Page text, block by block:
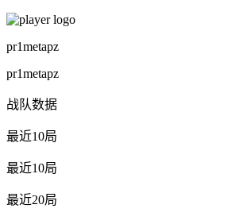
pr1metapz
pr1metapz
战队数据
最近10局
最近10局
最近20局